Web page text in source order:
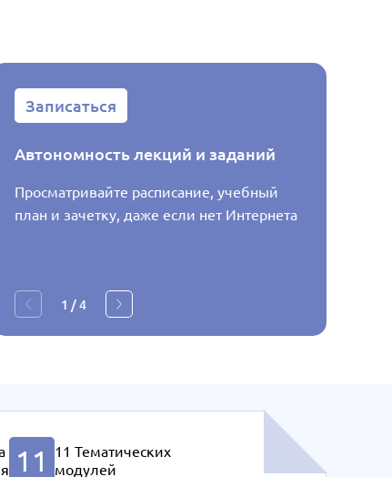
Записаться
Автономность лекций и заданий
Просматривайте расписание, учебный
план и зачетку, даже если нет Интернета
1 /4
11
11 Тематических
модулей